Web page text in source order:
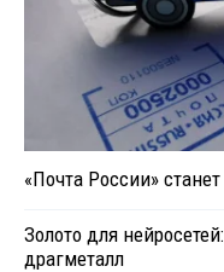
«Почта России»
Золото для
драгметалл